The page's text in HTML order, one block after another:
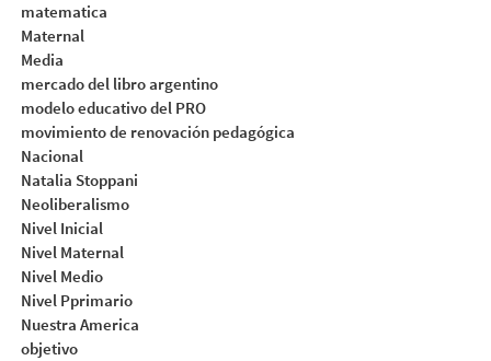
matematica
Maternal
Media
mercado del libro argentino
modelo educativo del PRO
movimiento de renovación pedagógica
Nacional
Natalia Stoppani
Neoliberalismo
Nivel Inicial
Nivel Maternal
Nivel Medio
Nivel Pprimario
Nuestra America
objetivo